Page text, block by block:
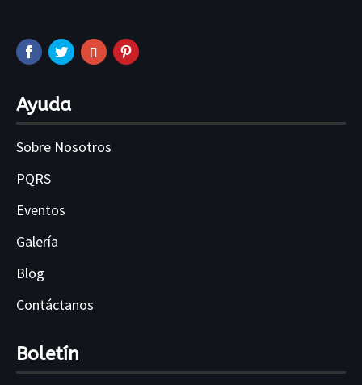
Ayuda
Sobre Nosotros
PQRS
Eventos
Galería
Blog
Contáctanos
Boletín